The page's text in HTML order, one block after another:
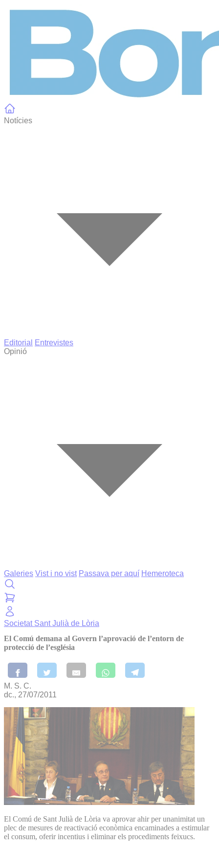
Notícies
Editorial
Entrevistes
Opinió
Galeries Vist i no vist Passava per aquí Hemeroteca
Societat Sant Julià de Lòria
El Comú demana al Govern l’aprovació de l’entorn de
protecció de l’església
M. S. C.
dc., 27/07/2011
El Comú de Sant Julià de Lòria va aprovar ahir per unanimitat un
plec de mesures de reactivació econòmica encaminades a estimular
el consum, oferir incentius i eliminar els procediments feixucs.